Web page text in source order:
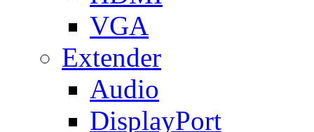
VGA
Extender
Audio
DisplayPort